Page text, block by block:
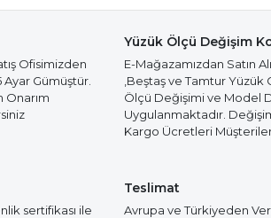
Ofisimizden
Ayar Gümüştür.
Onarım
Yüzük Ölçü Değişim
E-Mağazamızdan Satın
,Beştaş ve Tamtur Yüzük
Ölçü Değişimi ve Model
Uygulanmaktadır.
Kargo Ücretleri
sertifikası ile
Teslimat
Avrupa ve Türkiyeden